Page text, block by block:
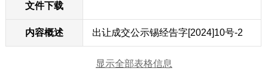
文件下载
内容概述 出让成交公示锡经告字[2024]10号-2
显示全部表格信息